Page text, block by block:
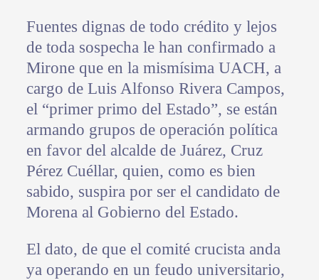
Fuentes dignas de todo crédito y lejos
de toda sospecha le han confirmado a
Mirone que en la mismísima UACH, a
cargo de Luis Alfonso Rivera Campos,
el “primer primo del Estado”, se están
armando grupos de operación política
en favor del alcalde de Juárez, Cruz
Pérez Cuéllar, quien, como es bien
sabido, suspira por ser el candidato de
Morena al Gobierno del Estado.
El dato, de que el comité crucista anda
ya operando en un feudo universitario,